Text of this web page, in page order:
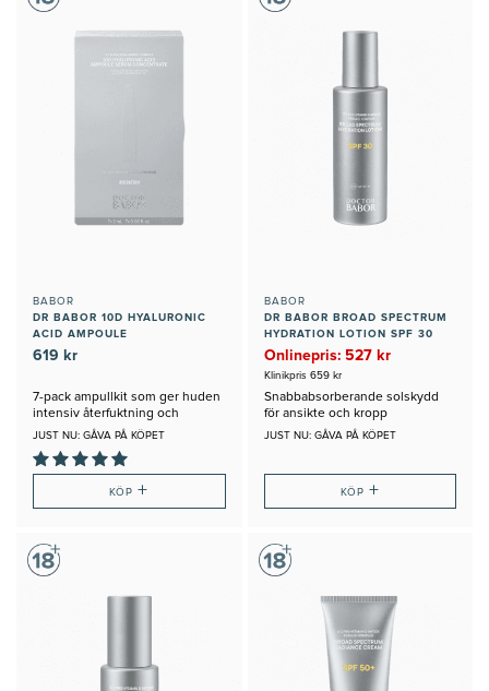
BABOR
DR BABOR 10D HYALURONIC
ACID AMPOULE
619 kr
7-pack ampullkit som ger huden
intensiv återfuktning och
fyllighet
JUST NU: GÅVA PÅ KÖPET
KÖP+
BABOR
DR BABOR BROAD SPECTRUM
HYDRATION LOTION SPF 30
Onlinepris: 527 kr
Klinikpris 659 kr
Snabbabsorberande solskydd
för ansikte och kropp
JUST NU: GÅVA PÅ KÖPET
KÖP +